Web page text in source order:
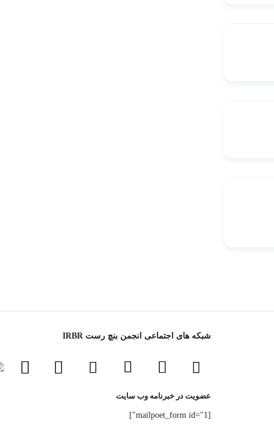
شبکه های اجتماعی انجمن بنچ رست IRBR
عضویت در خبرنامه وب سایت
[mailpoet_form id="1"]